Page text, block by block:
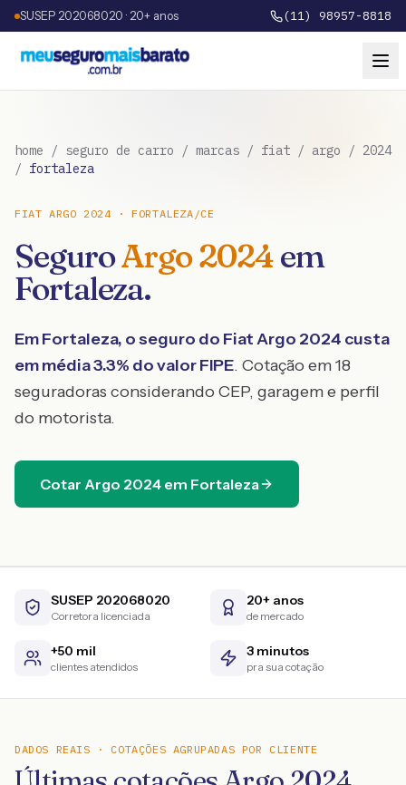
SUSEP 202068020 · 20+ anos (11) 98957-8818
home / seguro de carro / marcas / fiat / argo / 2024
/ fortaleza
FIAT ARGO 2024·FORTALEZA /CE
SeguroArgo2024em
Fortaleza.
EmFortaleza, o seguro do FiatArgo 2024 custa
em média3.3% do valor FIPE. Cotação em 18
seguradoras considerando CEP, garagem e perfil
do motorista.
Cotar Argo 2024 em Fortaleza
SUSEP 202068020
Corretora licenciada
20+ anos
de mercado
+50 mil
clientes atendidos
3 minutos
pra sua cotação
DADOS REAIS · COTAÇÕES AGRUPADAS POR CLIENTE